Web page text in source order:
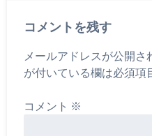
コメントを残す
メールアドレスが公開さ
が付いている欄は必須項
コメント ※